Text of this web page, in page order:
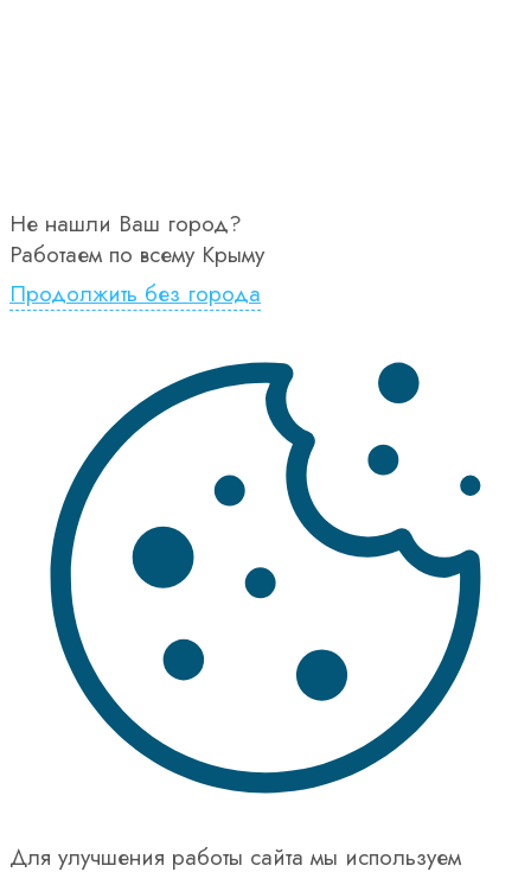
Не нашли Ваш город?
Работаем по всему Крыму
Продолжить без города
Для улучшения работы сайта мы используем